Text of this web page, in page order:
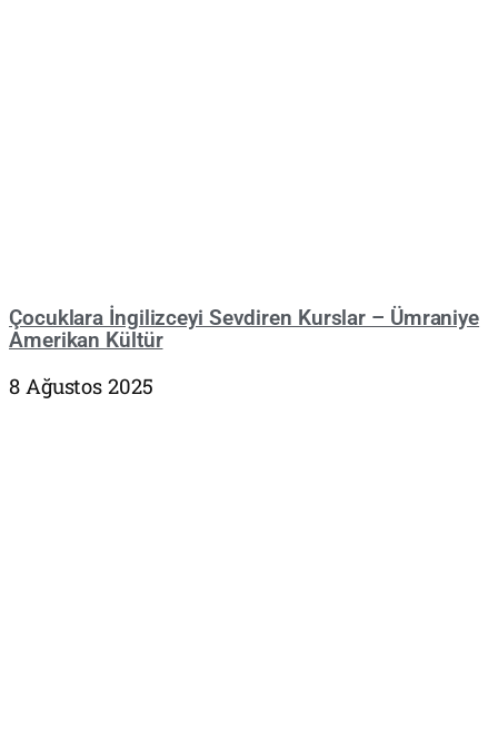
Çocuklara İngilizceyi Sevdiren Kurslar – Ümraniye
Amerikan Kültür
8 Ağustos 2025